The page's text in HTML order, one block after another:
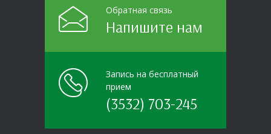
Обратная связь
Напишите нам
Запись на бесплатный
прием
(3532) 703-245